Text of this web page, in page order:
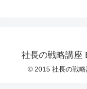
社長の戦略講座
© 2015 社長の戦